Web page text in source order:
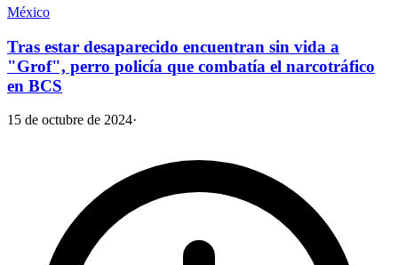
México
Tras estar desaparecido encuentran sin vida a
"Grof", perro policía que combatía el narcotráfico
en BCS
15 de octubre de 2024·